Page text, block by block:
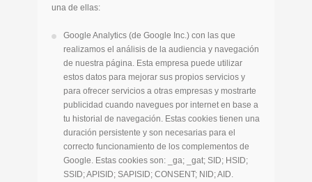
una de ellas:
Google Analytics (de Google Inc.) con las que
realizamos el análisis de la audiencia y navegación
de nuestra página. Esta empresa puede utilizar
estos datos para mejorar sus propios servicios y
para ofrecer servicios a otras empresas y mostrarte
publicidad cuando navegues por internet en base a
tu historial de navegación. Estas cookies tienen una
duración persistente y son necesarias para el
correcto funcionamiento de los complementos de
Google. Estas cookies son: _ga; _gat; SID; HSID;
SSID; APISID; SAPISID; CONSENT; NID; AID.